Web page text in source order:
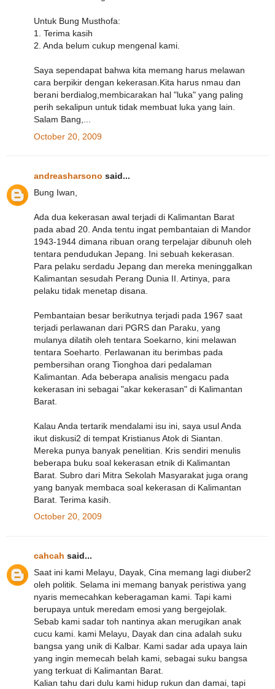
Untuk Bung Musthofa:
1. Terima kasih
2. Anda belum cukup mengenal kami.
Saya sependapat bahwa kita memang harus melawan
cara berpikir dengan kekerasan.Kita harus nmau dan
berani berdialog,membicarakan hal "luka" yang paling
perih sekalipun untuk tidak membuat luka yang lain.
Salam Bang,...
October 20, 2009
andreasharsono said...
Bung Iwan,
Ada dua kekerasan awal terjadi di Kalimantan Barat
pada abad 20. Anda tentu ingat pembantaian di Mandor
1943-1944 dimana ribuan orang terpelajar dibunuh oleh
tentara pendudukan Jepang. Ini sebuah kekerasan.
Para pelaku serdadu Jepang dan mereka meninggalkan
Kalimantan sesudah Perang Dunia II. Artinya, para
pelaku tidak menetap disana.
Pembantaian besar berikutnya terjadi pada 1967 saat
terjadi perlawanan dari PGRS dan Paraku, yang
mulanya dilatih oleh tentara Soekarno, kini melawan
tentara Soeharto. Perlawanan itu berimbas pada
pembersihan orang Tionghoa dari pedalaman
Kalimantan. Ada beberapa analisis mengacu pada
kekerasan ini sebagai "akar kekerasan" di Kalimantan
Barat.
Kalau Anda tertarik mendalami isu ini, saya usul Anda
ikut diskusi2 di tempat Kristianus Atok di Siantan.
Mereka punya banyak penelitian. Kris sendiri menulis
beberapa buku soal kekerasan etnik di Kalimantan
Barat. Subro dari Mitra Sekolah Masyarakat juga orang
yang banyak membaca soal kekerasan di Kalimantan
Barat. Terima kasih.
October 20, 2009
cahcah said...
Saat ini kami Melayu, Dayak, Cina memang lagi diuber2
oleh politik. Selama ini memang banyak peristiwa yang
nyaris memecahkan keberagaman kami. Tapi kami
berupaya untuk meredam emosi yang bergejolak.
Sebab kami sadar toh nantinya akan merugikan anak
cucu kami. kami Melayu, Dayak dan cina adalah suku
bangsa yang unik di Kalbar. Kami sadar ada upaya lain
yang ingin memecah belah kami, sebagai suku bangsa
yang terkuat di Kalimantan Barat.
Kalian tahu dari dulu kami hidup rukun dan damai, tapi